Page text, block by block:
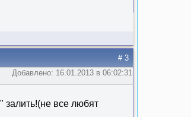
# 3
Добавлено: 16.01.2013 в 06:02:31
все любят